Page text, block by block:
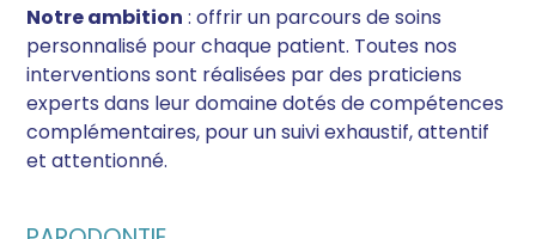
Notre ambition : offrir un parcours de soins
personnalisé pour chaque patient. Toutes nos
interventions sont réalisées par des praticiens
experts dans leur domaine dotés de compétences
complémentaires, pour un suivi exhaustif, attentif
et attentionné.